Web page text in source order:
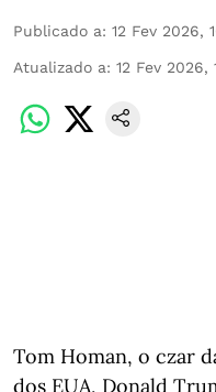
Publicado a: 12 Fev 2026,
Atualizado a: 12 Fev 2026,
Tom Homan, o czar
dos EUA, Donald